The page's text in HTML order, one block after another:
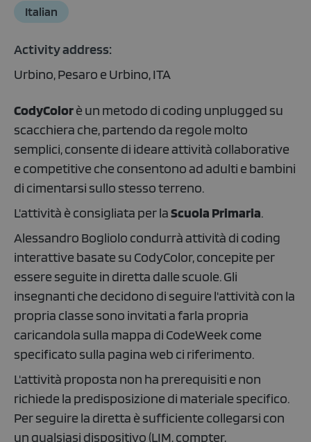
Italian
Activity address:
Urbino, Pesaro e Urbino, ITA
CodyColorè un metodo di coding unplugged su
scacchiera che, partendo da regole molto
semplici, consente di ideare attività collaborative
e competitive che consentono ad adulti e bambini
di cimentarsi sullo stesso terreno.
L'attività è consigliata per laScuola Primaria.
Alessandro Bogliolo condurrà attività di coding
interattive basate su CodyColor, concepite per
essere seguite in diretta dalle scuole. Gli
insegnanti che decidono di seguire l'attività con la
propria classe sono invitati a farla propria
caricandola sulla mappa di CodeWeek come
specificato sulla pagina web ci riferimento.
L'attività proposta non ha prerequisiti e non
richiede la predisposizione di materiale specifico.
Per seguire la diretta è sufficiente collegarsi con
un qualsiasi dispositivo (LIM, compter,